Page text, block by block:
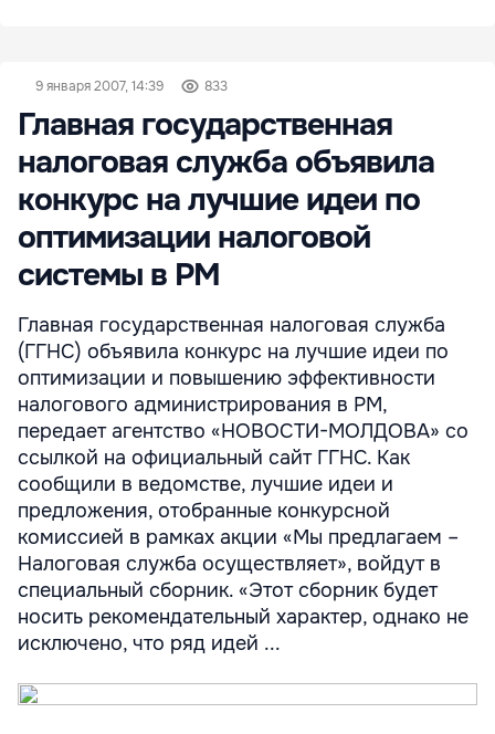
9 января 2007, 14:39 833
Главная государственная
налоговая служба объявила
конкурс на лучшие идеи по
оптимизации налоговой
системы в РМ
Главная государственная налоговая служба
(ГГНС) объявила конкурс на лучшие идеи по
оптимизации и повышению эффективности
налогового администрирования в РМ,
передает агентство «НОВОСТИ-МОЛДОВА» со
ссылкой на официальный сайт ГГНС. Как
сообщили в ведомстве, лучшие идеи и
предложения, отобранные конкурсной
комиссией в рамках акции «Мы предлагаем –
Налоговая служба осуществляет», войдут в
специальный сборник. «Этот сборник будет
носить рекомендательный характер, однако не
исключено, что ряд идей ...